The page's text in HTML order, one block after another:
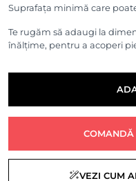
Suprafața minimă care
Te rugăm să adaugi la
înălțime, pentru a acoperi
COMANDĂ
VEZI CUM